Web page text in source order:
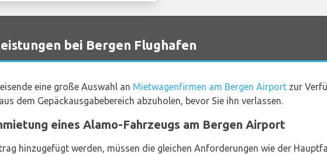
bei Bergen Flughafen
eine große Auswahl an Mietwagenfirmen am Bergen Airport zur
dem Gepäckausgabebereich abzuholen, bevor Sie ihn verlassen.
eines Alamo-Fahrzeugs am Bergen Airport
hinzugefügt werden, müssen die gleichen Anforderungen wie der